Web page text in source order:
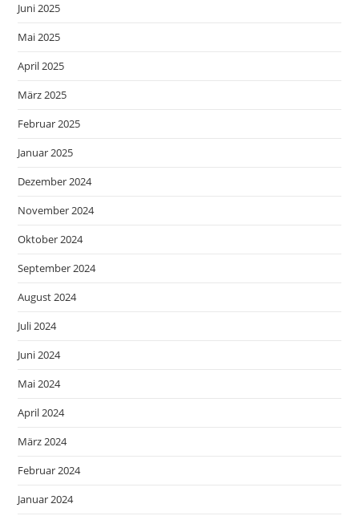
Juni 2025
Mai 2025
April 2025
März 2025
Februar 2025
Januar 2025
Dezember 2024
November 2024
Oktober 2024
September 2024
August 2024
Juli 2024
Juni 2024
Mai 2024
April 2024
März 2024
Februar 2024
Januar 2024